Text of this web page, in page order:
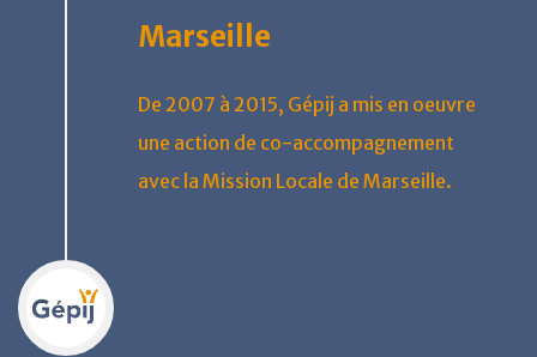
Marseille
De 2007 à 2015, Gépij a mis en oeuvre
une action de co-accompagnement
avec la Mission Locale de Marseille.